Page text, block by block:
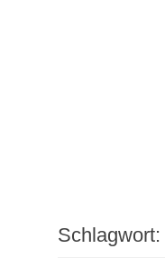
Schlagwort: